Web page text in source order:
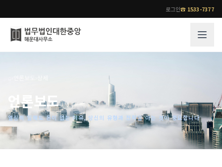
로그인☎ 1533-7377
오시는 길
통합검색
기업 인사이트
사례분석/최신동향
법률지식인
언론보도
열심히 일해도 돈이 없는 이유, 당신의 유형과 전략을 아는 것이 중요합니다